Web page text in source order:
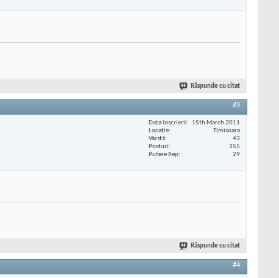
Răspunde cu citat
#3
Data înscrierii
15th March 2011
Locaţie
Timisoara
Vârstă
43
Posturi
355
Putere Rep
29
Răspunde cu citat
#4